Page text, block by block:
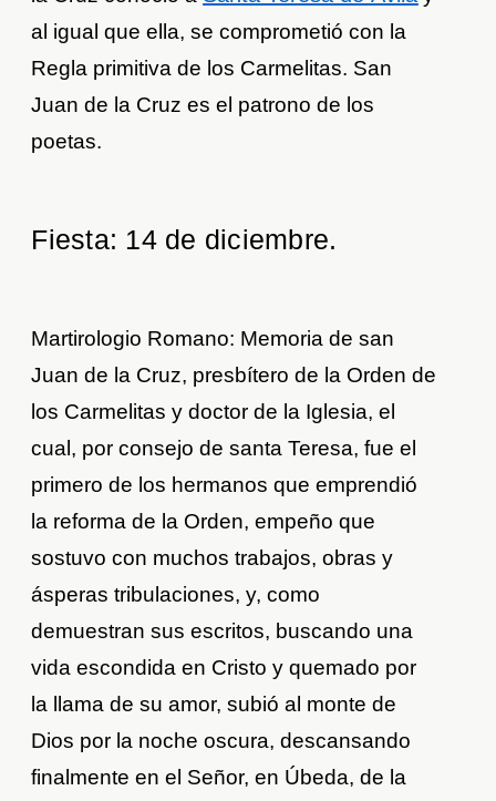
al igual que ella, se comprometió con la
Regla primitiva de los Carmelitas. San
Juan de la Cruz es el patrono de los
poetas.
Fiesta: 14 de diciembre.
Martirologio Romano: Memoria de san
Juan de la Cruz, presbítero de la Orden de
los Carmelitas y doctor de la Iglesia, el
cual, por consejo de santa Teresa, fue el
primero de los hermanos que emprendió
la reforma de la Orden, empeño que
sostuvo con muchos trabajos, obras y
ásperas tribulaciones, y, como
demuestran sus escritos, buscando una
vida escondida en Cristo y quemado por
la llama de su amor, subió al monte de
Dios por la noche oscura, descansando
finalmente en el Señor, en Úbeda, de la